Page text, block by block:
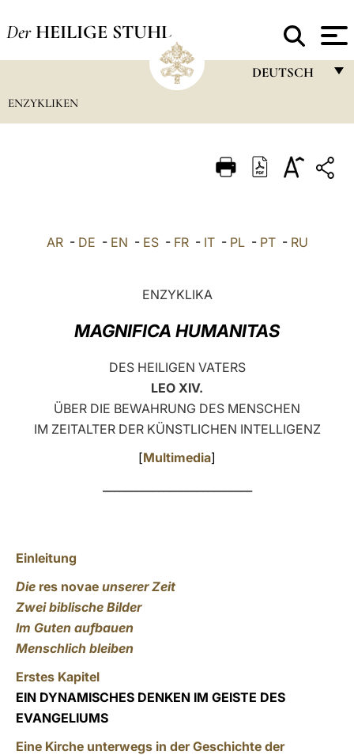
Der HEILIGE STUHL
DEUTSCH
ITALIANO
ENZYKLIKEN
AR- DE - EN - ES- FR- IT- PL- PT- RU
ENZYKLIKA
MAGNIFICA HUMANITAS
DES HEILIGEN VATERS
LEO XIV.
ÜBER DIE BEWAHRUNG DES MENSCHEN
IM ZEITALTER DER KÜNSTLICHEN INTELLIGENZ
[Multimedia]
Einleitung
Die res novae unserer Zeit
Zwei biblische Bilder
Im Guten aufbauen
Menschlich bleiben
Erstes Kapitel
EIN DYNAMISCHES DENKEN IM GEISTE DES
EVANGELIUMS
Eine Kirche unterwegs in der Geschichte der